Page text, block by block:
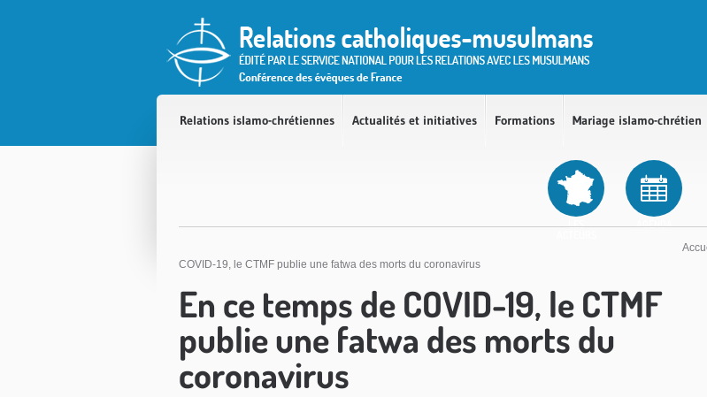
Relations islamo-chrétiennes Actualités et initiatives Formations Mariage islamo-chrétien
LES
AGENDA
COVID-19, le CTMF publie une fatwa des morts du coronavirus
En ce temps de COVID-19, le CTMF
publie une fatwa des morts du
coronavirus